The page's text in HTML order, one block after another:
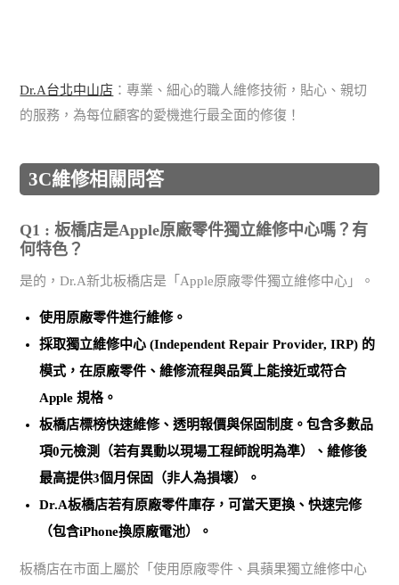
Dr.A台北中山店 ：專業、細心的職人維修技術，貼心、親切
的服務，為每位顧客的愛機進行最全面的修復！
3C維修相關問答
Q1 : 板橋店是Apple原廠零件獨立維修中心嗎？有
何特色？
是的，Dr.A新北板橋店是「Apple原廠零件獨立維修中心」。
使用原廠零件進行維修。
採取獨立維修中心 (Independent Repair Provider, IRP) 的
模式，在原廠零件、維修流程與品質上能接近或符合
Apple 規格。
板橋店標榜快速維修、透明報價與保固制度 。包含多數品
項0元檢測（若有異動以現場工程師說明為準）、維修後
最高提供3個月保固（非人為損壞）。
Dr.A板橋店若有原廠零件庫存，可當天更換、快速完修
（包含iPhone換原廠電池）。
板橋店在市面上屬於「使用原廠零件、具蘋果獨立維修中心